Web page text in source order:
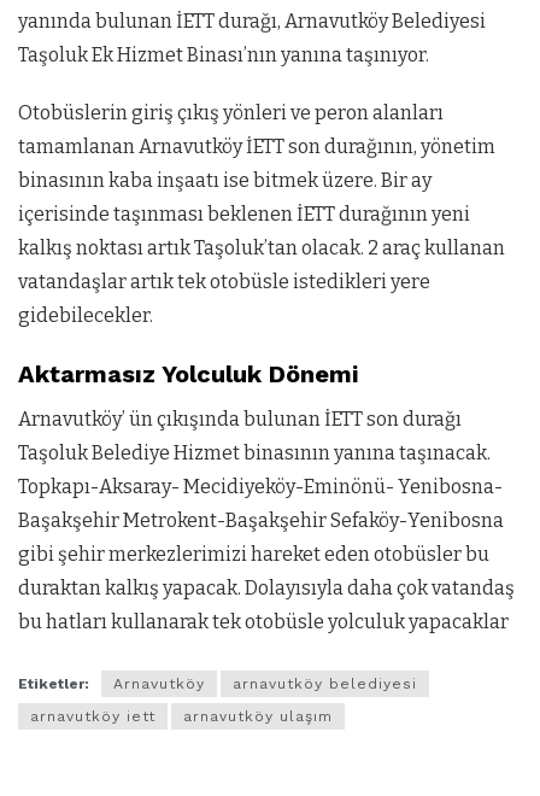
yanında bulunan İETT durağı, Arnavutköy Belediyesi
Taşoluk Ek Hizmet Binası’nın yanına taşınıyor.
Otobüslerin giriş çıkış yönleri ve peron alanları
tamamlanan Arnavutköy İETT son durağının, yönetim
binasının kaba inşaatı ise bitmek üzere. Bir ay
içerisinde taşınması beklenen İETT durağının yeni
kalkış noktası artık Taşoluk’tan olacak. 2 araç kullanan
vatandaşlar artık tek otobüsle istedikleri yere
gidebilecekler.
Aktarmasız Yolculuk Dönemi
Arnavutköy’ ün çıkışında bulunan İETT son durağı
Taşoluk Belediye Hizmet binasının yanına taşınacak.
Topkapı-Aksaray- Mecidiyeköy-Eminönü- Yenibosna-
Başakşehir Metrokent-Başakşehir Sefaköy-Yenibosna
gibi şehir merkezlerimizi hareket eden otobüsler bu
duraktan kalkış yapacak. Dolayısıyla daha çok vatandaş
bu hatları kullanarak tek otobüsle yolculuk yapacaklar
Etiketler: Arnavutköy
arnavutköy belediyesi
arnavutköy iett
arnavutköy ulaşım